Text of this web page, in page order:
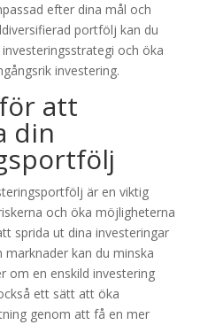
efter dina mål och
portfölj kan du
och öka
investering.
att
din
är en viktig
och öka möjligheterna
sprida ut dina investeringar
kan du minska
om en enskild investering
ett sätt att öka
genom att få en mer